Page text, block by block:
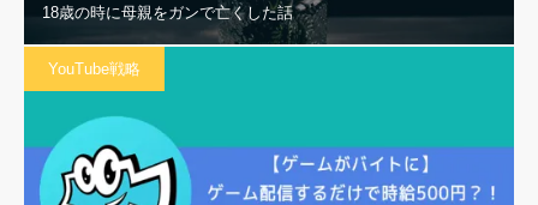
18歳の時に母親をガンで亡くした話
YouTube戦略